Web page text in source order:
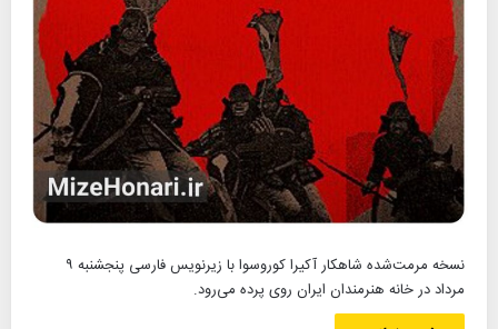
نسخه مرمت‌شده شاهکار آکیرا کوروسوا با زیرنویس فارسی پنجشنبه ۹
مرداد در خانه هنرمندان ایران روی پرده می‌رود.